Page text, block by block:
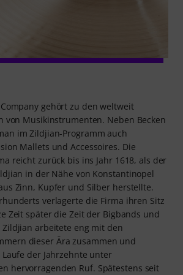
gehört zu den weltweit
von Musikinstrumenten. Neben Becken
im Zildjian-Programm auch
Mallets und Accessoires. Die
reicht zurück bis ins Jahr 1618, als der
in der Nähe von Konstantinopel
Zinn, Kupfer und Silber herstellte.
verlagerte die Firma ihren Sitz
Zeit später die Zeit der Bigbands und
Zildjian arbeitete eng mit den
dieser Ära zusammen und
der Jahrzehnte unter
hervorragenden Ruf. Spätestens seit